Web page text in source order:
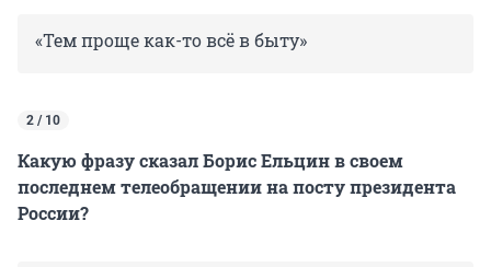
«Тем проще как-то всё в быту»
2 / 10
Какую фразу сказал Борис Ельцин в своем
последнем телеобращении на посту президента
России?